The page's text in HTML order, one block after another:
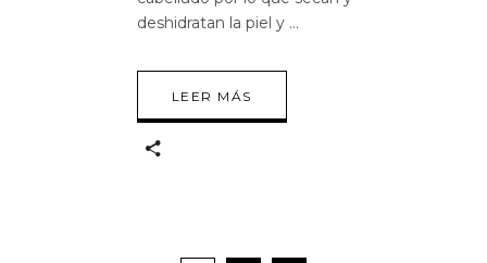
deshidratan la piel y
LEER MÁS